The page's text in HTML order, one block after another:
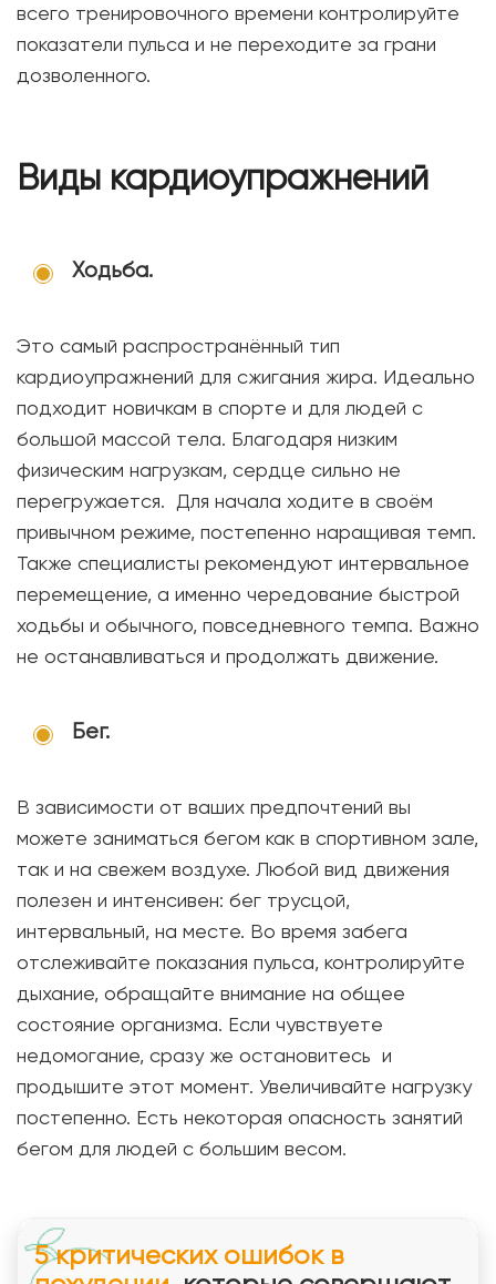
всего тренировочного времени контролируйте
показатели пульса и не переходите за грани
дозволенного.
Виды кардиоупражнений
Ходьба.
Это самый распространённый тип
кардиоупражнений для сжигания жира. Идеально
подходит новичкам в спорте и для людей с
большой массой тела. Благодаря низким
физическим нагрузкам, сердце сильно не
перегружается. Для начала ходите в своём
привычном режиме, постепенно наращивая темп.
Также специалисты рекомендуют интервальное
перемещение, а именно чередование быстрой
ходьбы и обычного, повседневного темпа. Важно
не останавливаться и продолжать движение.
Бег.
В зависимости от ваших предпочтений вы
можете заниматься бегом как в спортивном зале,
так и на свежем воздухе. Любой вид движения
полезен и интенсивен: бег трусцой,
интервальный, на месте. Во время забега
отслеживайте показания пульса, контролируйте
дыхание, обращайте внимание на общее
состояние организма. Если чувствуете
недомогание, сразу же остановитесь и
продышите этот момент. Увеличивайте нагрузку
постепенно. Есть некоторая опасность занятий
бегом для людей с большим весом.
5 критических ошибок в